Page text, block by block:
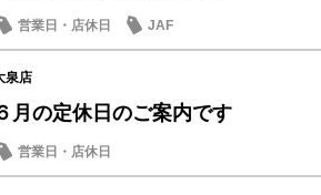
営業日・店休日 JAF
泉店
月の定休日のご案内です
営業日・店休日